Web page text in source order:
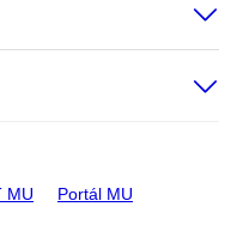
MU Portál MU